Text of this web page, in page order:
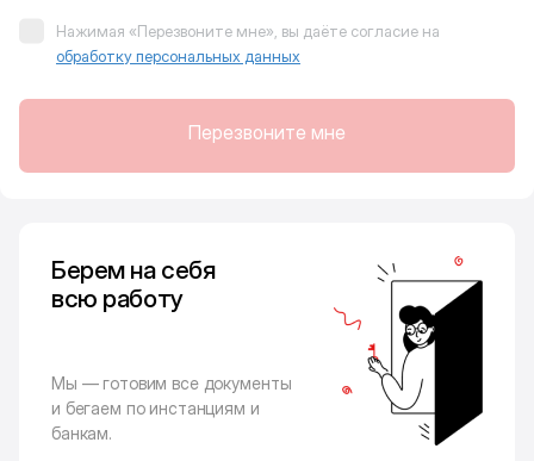
Нажимая «Перезвоните мне», вы даёте согласие на
обработку персональных данных
Перезвоните мне
Берем на себя
всю работу
Мы — готовим все документы
и бегаем по инстанциям и
банкам.